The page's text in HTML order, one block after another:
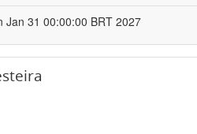
Jan 31 00:00:00 BRT 2027